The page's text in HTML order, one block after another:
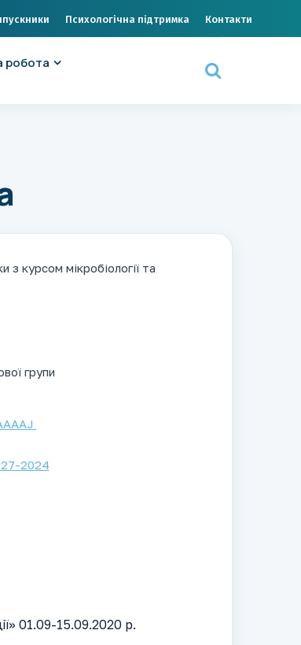
Психологічна підтримка Контакти
робота
з курсом мікробіології та
групи
2024
01.09-15.09.2020 р.